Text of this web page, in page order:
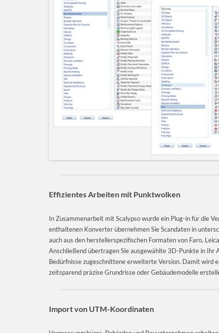
Effizientes Arbeiten mit Punktwolken
In Zusammenarbeit mit Scalypso wurde ein Plug-in für die
enthaltenen Konverter übernehmen Sie Scandaten in
auch aus den herstellerspezifischen Formaten von Faro,
Anschließend übertragen Sie ausgewählte 3D-Punkte in
Bedürfnisse zugeschnittene erweiterte Version. Damit wird
zeitsparend präzise Grundrisse oder Gebäudemodelle
Import von UTM-Koordinaten